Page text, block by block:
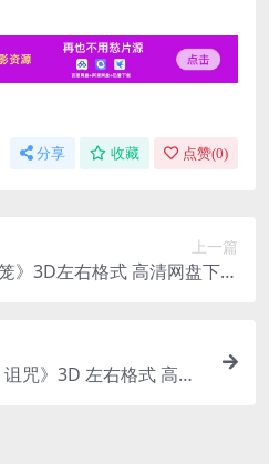
分享 收藏 点赞(0)
上一篇
》3D左右格式 高清网盘下载
咒》3D 左右格式 高清